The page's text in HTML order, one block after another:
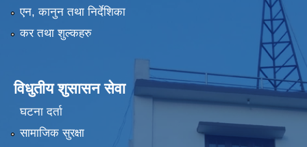
एन, कानुन तथा निर्देशिका
कर तथा शुल्कहरु
विधुतीय शुसासन सेवा
घटना दर्ता
सामाजिक सुरक्षा